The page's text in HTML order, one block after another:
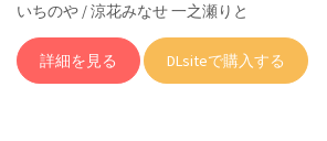
いちのや / 涼花みなせ 一之瀬りと
詳細を見る DLsiteで購入する